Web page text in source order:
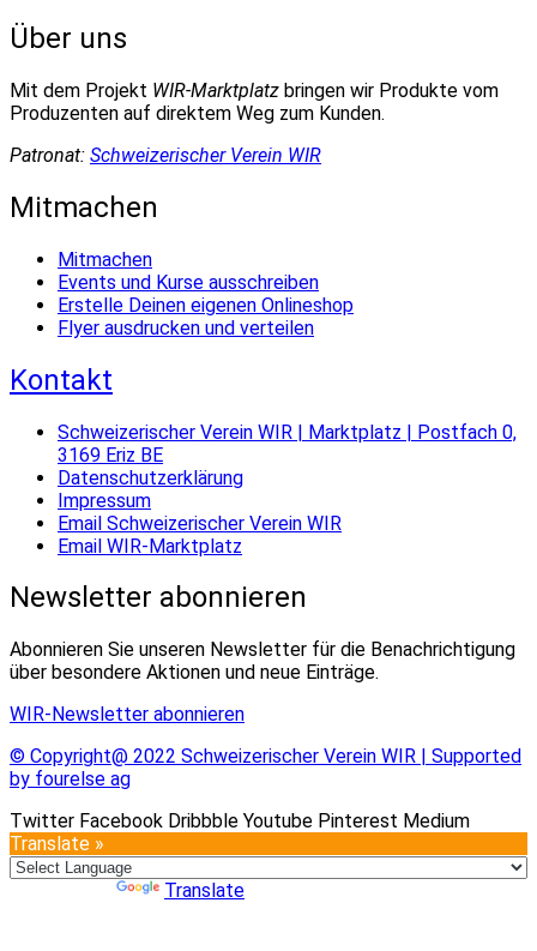
Über uns
Mit dem Projekt WIR-Marktplatz bringen wir Produkte vom
Produzenten auf direktem Weg zum Kunden.
Patronat: Schweizerischer Verein WIR
Mitmachen
Mitmachen
Events und Kurse ausschreiben
Erstelle Deinen eigenen Onlineshop
Flyer ausdrucken und verteilen
Kontakt
Schweizerischer Verein WIR | Marktplatz | Postfach 0,
3169 Eriz BE
Datenschutzerklärung
Impressum
Email Schweizerischer Verein WIR
Email WIR-Marktplatz
Newsletter abonnieren
Abonnieren Sie unseren Newsletter für die Benachrichtigung
über besondere Aktionen und neue Einträge.
WIR-Newsletter abonnieren
© Copyright@ 2022 Schweizerischer Verein WIR | Supported
by fourelse ag
Twitter Facebook Dribbble Youtube Pinterest Medium
Translate »
Translate